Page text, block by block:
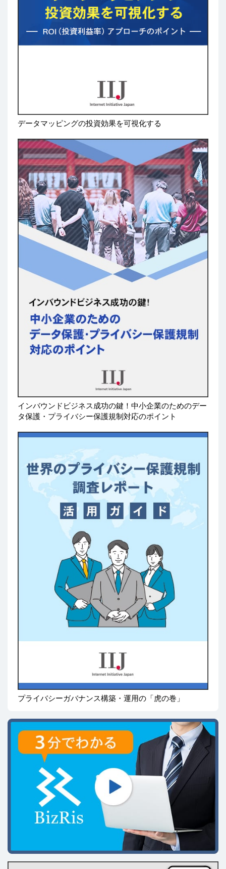
データマッピングの投資効果を可視化する
インバウンドビジネス成功の鍵！中小企業のためのデー
タ保護・プライバシー保護規制対応のポイント
プライバシーガバナンス構築・運用の「虎の巻」